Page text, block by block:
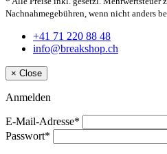
Nachnahmegebühren, wenn nicht anders
+41 71 220 88 48
info@breakshop.ch
× Close
Anmelden
E-Mail-Adresse*
Passwort*